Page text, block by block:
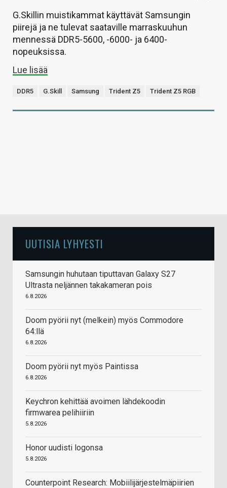
G.Skillin muistikammat käyttävät Samsungin
piirejä ja ne tulevat saataville marraskuuhun
mennessä DDR5-5600, -6000- ja 6400-
nopeuksissa.
Lue lisää
DDR5 G.Skill Samsung Trident Z5 Trident Z5 RGB
UUTISIA LYHYESTI
Samsungin huhutaan tiputtavan Galaxy S27
Ultrasta neljännen takakameran pois
6.8.2026
Doom pyörii nyt (melkein) myös Commodore
64:llä
6.8.2026
Doom pyörii nyt myös Paintissa
6.8.2026
Keychron kehittää avoimen lähdekoodin
firmwarea pelihiiriin
5.8.2026
Honor uudisti logonsa
5.8.2026
Counterpoint Research: Mobiilijärjestelmäpiirien